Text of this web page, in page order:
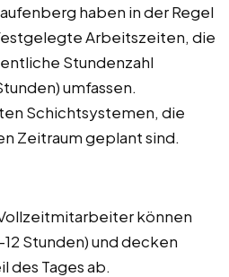
haben in der Regel
Arbeitszeiten, die
Stundenzahl
umfassen.
Schichtsystemen, die
Zeitraum geplant sind.
können
Stunden) und decken
des Tages ab.